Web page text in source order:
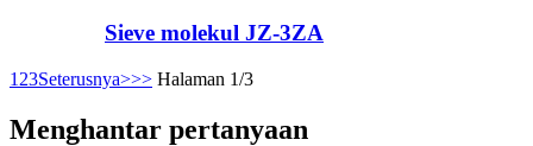
Sieve molekul JZ-3ZA
1 23Seterusnya>>> Halaman 1/3
Menghantar pertanyaan